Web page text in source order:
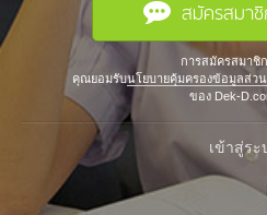
สมัครสมา
การสมัครสมาชิ
คุณยอมรับนโยบายคุ้มครองข้อมูลส่ว
ของ Dek-
เข้าสู่ระ